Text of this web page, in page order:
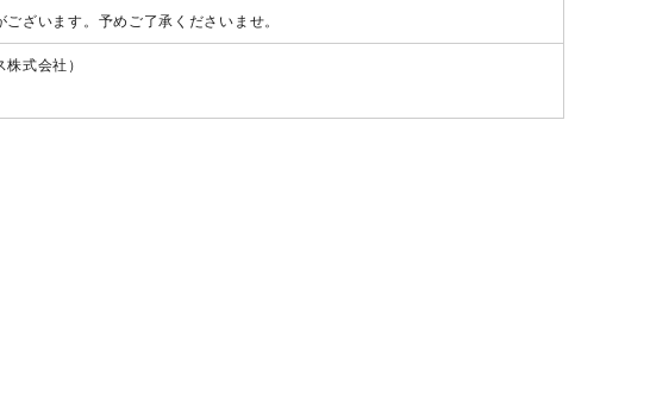
ざいます。予めご了承くださいませ。
式会社）